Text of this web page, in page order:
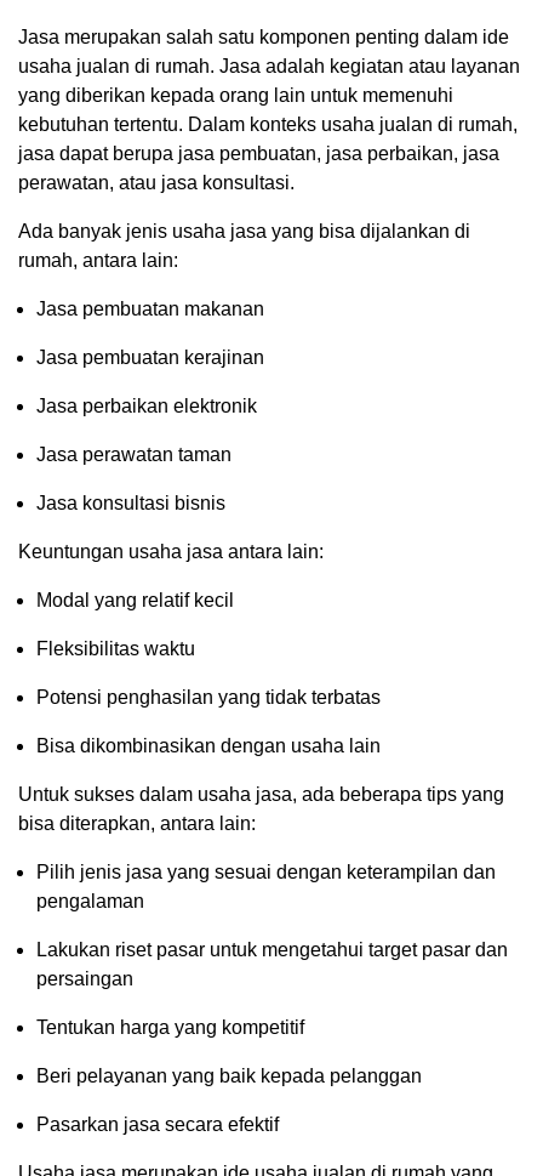
Jasa merupakan salah satu komponen penting dalam ide
usaha jualan di rumah. Jasa adalah kegiatan atau layanan
yang diberikan kepada orang lain untuk memenuhi
kebutuhan tertentu. Dalam konteks usaha jualan di rumah,
jasa dapat berupa jasa pembuatan, jasa perbaikan, jasa
perawatan, atau jasa konsultasi.
Ada banyak jenis usaha jasa yang bisa dijalankan di
rumah, antara lain:
Jasa pembuatan makanan
Jasa pembuatan kerajinan
Jasa perbaikan elektronik
Jasa perawatan taman
Jasa konsultasi bisnis
Keuntungan usaha jasa antara lain:
Modal yang relatif kecil
Fleksibilitas waktu
Potensi penghasilan yang tidak terbatas
Bisa dikombinasikan dengan usaha lain
Untuk sukses dalam usaha jasa, ada beberapa tips yang
bisa diterapkan, antara lain:
Pilih jenis jasa yang sesuai dengan keterampilan dan
pengalaman
Lakukan riset pasar untuk mengetahui target pasar dan
persaingan
Tentukan harga yang kompetitif
Beri pelayanan yang baik kepada pelanggan
Pasarkan jasa secara efektif